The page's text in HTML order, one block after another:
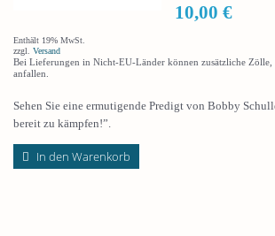
10,00€
Enthält 19% MwSt.
zzgl. Versand
Bei Lieferungen in Nicht-EU-Länder können zusätzliche Zölle,
anfallen.
Sehen Sie eine ermutigende Predigt von Bobby
bereit zu kämpfen!”.
In den Warenkorb